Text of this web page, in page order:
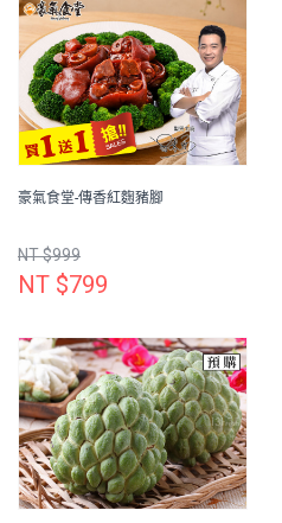
豪氣食堂-傳香紅麴豬腳
NT $999
NT $799